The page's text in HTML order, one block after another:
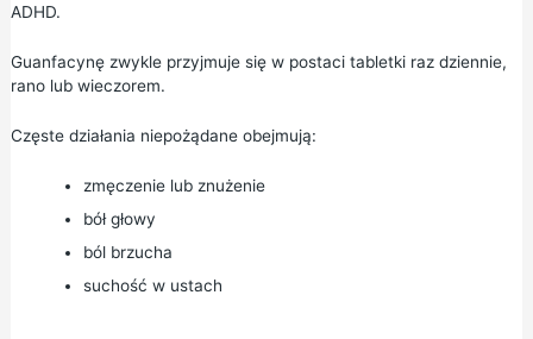
ADHD.
Guanfacynę zwykle przyjmuje się w postaci tabletki raz dziennie,
rano lub wieczorem.
Częste działania niepożądane obejmują:
zmęczenie lub znużenie
bół głowy
ból brzucha
suchość w ustach